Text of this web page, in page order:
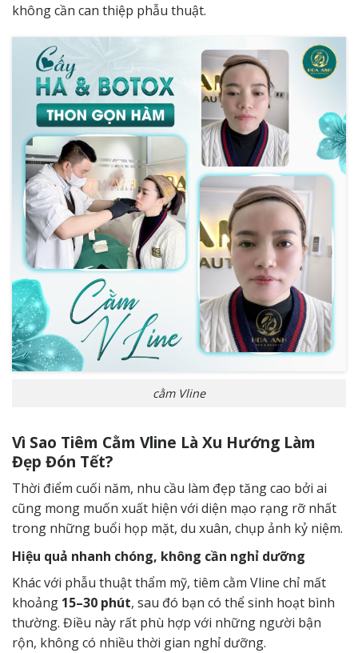
không cần can thiệp phẫu thuật.
cằm Vline
Vì Sao Tiêm Cằm Vline Là Xu Hướng Làm
Đẹp Đón Tết?
Thời điểm cuối năm, nhu cầu làm đẹp tăng cao bởi ai
cũng mong muốn xuất hiện với diện mạo rạng rỡ nhất
trong những buổi họp mặt, du xuân, chụp ảnh kỷ niệm.
Hiệu quả nhanh chóng, không cần nghỉ dưỡng
Khác với phẫu thuật thẩm mỹ, tiêm cằm Vline chỉ mất
khoảng 15–30 phút, sau đó bạn có thể sinh hoạt bình
thường. Điều này rất phù hợp với những người bận
rộn, không có nhiều thời gian nghỉ dưỡng.